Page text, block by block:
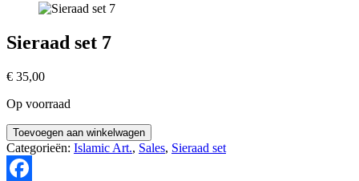
Sieraad set 7
€ 35,00
Op voorraad
Sieraad
set
7
hoeveelheid
Toevoegen aan winkelwagen
Categorieën: Islamic Art., Sales, Sieraad set